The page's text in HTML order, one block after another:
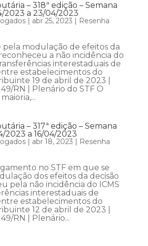
– 318ª edição – Semana
2023 a 23/04/2023
| abr 25, 2023 | Resenha
pela modulação de efeitos da
a não incidência do
interestaduais de
estabelecimentos do
19 de abril de 2023 |
RN | Plenário do STF O
– 317ª edição – Semana
2023 a 16/04/2023
| abr 18, 2023 | Resenha
no STF em que se
dos efeitos da decisão
pela não incidência do ICMS
interestaduais de
estabelecimentos do
12 de abril de 2023 |
RN | Plenário...